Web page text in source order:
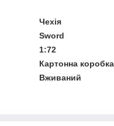
Чехія
Sword
1:72
Картонна коробка
Вживаний